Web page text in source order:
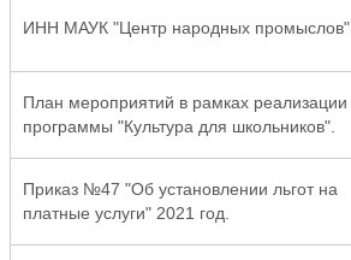
ИНН МАУК "Центр народных промыслов".
План мероприятий в рамках реализации
программы "Культура для школьников".
Приказ №47 "Об установлении льгот на
платные услуги" 2021 год.